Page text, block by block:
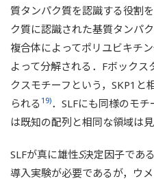
質タンパク質を認識する役割
ク質に認識された基質タンパ
複合体によってポリユビキチ
よって分解される．Fボック
クスモチーフという，SKP1と
られる 19)．SLFにも同様のモ
は既知の配列と相同な領域は見
SLFが真に雄性S決定因子であ
導入実験が必要であるが，ウ